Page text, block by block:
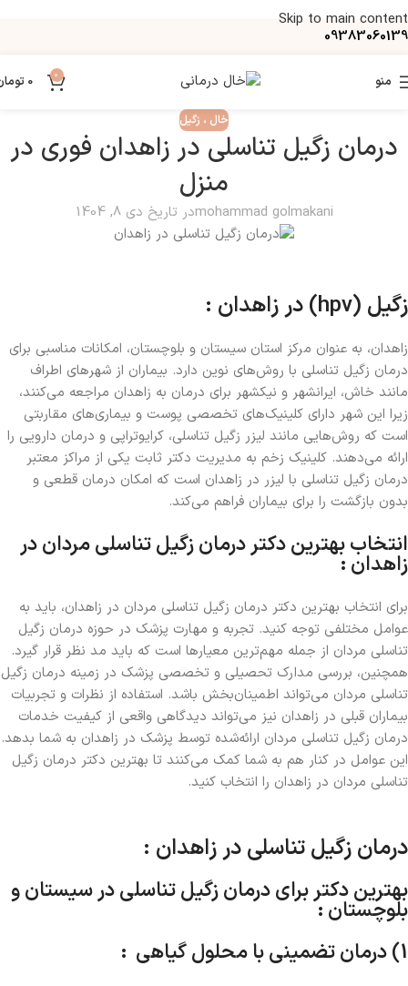
Skip to main content
09383060139
منو 0
0
خال ، زگیل
درمان زگیل تناسلی در زاهدان فوری در
منزل
mohammad golmakaniدر تاریخ دی 8, 1404
زگیل (hpv) در زاهدان :
زاهدان، به عنوان مرکز استان سیستان و بلوچستان، امکانات مناسبی برای
درمان زگیل تناسلی با روش‌های نوین دارد. بیماران از شهرهای اطراف
مانند خاش، ایرانشهر و نیکشهر برای درمان به زاهدان مراجعه می‌کنند،
زیرا این شهر دارای کلینیک‌های تخصصی پوست و بیماری‌های مقاربتی
است که روش‌هایی مانند لیزر زگیل تناسلی، کرایوتراپی و درمان دارویی را
ارائه می‌دهند. کلینیک زخم به مدیریت دکتر ثابت یکی از مراکز معتبر
درمان زگیل تناسلی با لیزر در زاهدان است که امکان درمان قطعی و
بدون بازگشت را برای بیماران فراهم می‌کند.
انتخاب بهترین دکتر درمان زگیل تناسلی مردان در
زاهدان :
برای انتخاب بهترین دکتر درمان زگیل تناسلی مردان در زاهدان، باید به
عوامل مختلفی توجه کنید. تجربه و مهارت پزشک در حوزه درمان زگیل
تناسلی مردان از جمله مهم‌ترین معیارها است که باید مد نظر قرار گیرد.
همچنین، بررسی مدارک تحصیلی و تخصصی پزشک در زمینه درمان زگیل
تناسلی مردان می‌تواند اطمینان‌بخش باشد. استفاده از نظرات و تجربیات
بیماران قبلی در زاهدان نیز می‌تواند دیدگاهی واقعی از کیفیت خدمات
درمان زگیل تناسلی مردان ارائه‌شده توسط پزشک در زاهدان به شما بدهد.
این عوامل در کنار هم به شما کمک می‌کنند تا بهترین دکتر درمان زگیل
تناسلی مردان در زاهدان را انتخاب کنید.
درمان زگیل تناسلی در زاهدان :
بهترین دکتر برای درمان زگیل تناسلی در سیستان و
بلوچستان :
1) درمان تضمینی با محلول گیاهی :